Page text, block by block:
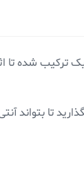
ترکیب شده تا
تا بتواند